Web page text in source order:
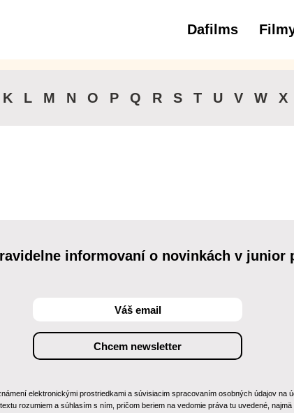
Dafilms3 až 6 rokov
K L M N O P Q R S T U V W X
informovaní o novinkách v junior
elektronickými prostriedkami a súvisiacim spracovaním osobných údajov na
rozumiem a súhlasím s ním, pričom beriem na vedomie práva tu uvedené,